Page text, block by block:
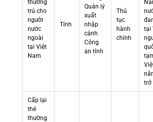
thường
trú cho
người
nước
ngoài
tại Việt
Nam
Tỉnh
Quản lý
xuất
nhập
cảnh
Công
an tỉnh
Thủ
tục
hành
chính
tại
trở
Cấp lại
thẻ
thường